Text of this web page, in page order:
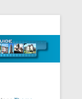
– Guide